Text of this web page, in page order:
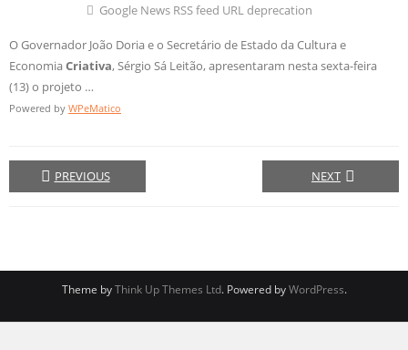
Google News RSS feed URL deprecation
O Governador João Doria e o Secretário de Estado da Cultura e
EconomiaCriativa, Sérgio Sá Leitão, apresentaram nesta sexta-feira
(13) o projeto …
Powered by WPeMatico
PREVIOUS NEXT
Theme byThink Up Themes Ltd. Powered byWordPress.